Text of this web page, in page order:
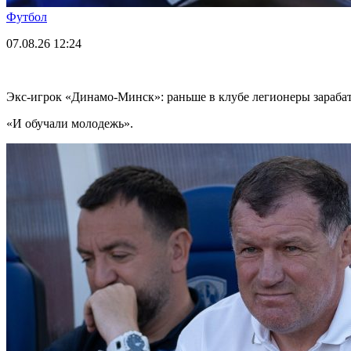
Футбол
07.08.26 12:24
Экс-игрок «Динамо-Минск»: раньше в клубе легионеры
«И обучали молодежь».